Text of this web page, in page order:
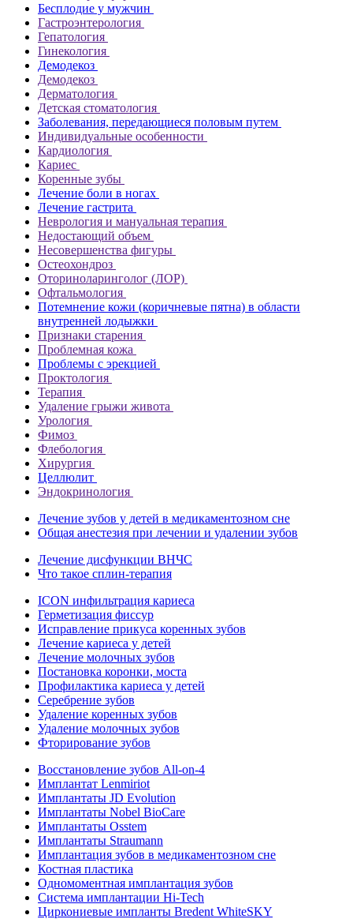
Бесплодие у мужчин
Гастроэнтерология
Гепатология
Гинекология
Демодекоз
Демодекоз
Дерматология
Детская стоматология
Заболевания, передающиеся половым путем
Индивидуальные особенности
Кардиология
Кариес
Коренные зубы
Лечение боли в ногах
Лечение гастрита
Неврология и мануальная терапия
Недостающий объем
Несовершенства фигуры
Остеохондроз
Оториноларинголог (ЛОР)
Офтальмология
Потемнение кожи (коричневые пятна) в области
внутренней лодыжки
Признаки старения
Проблемная кожа
Проблемы с эрекцией
Проктология
Терапия
Удаление грыжи живота
Урология
Фимоз
Флебология
Хирургия
Целлюлит
Эндокринология
Лечение зубов у детей в медикаментозном сне
Общая анестезия при лечении и удалении зубов
Лечение дисфункции ВНЧС
Что такое сплин-терапия
ICON инфильтрация кариеса
Герметизация фиссур
Исправление прикуса коренных зубов
Лечение кариеса у детей
Лечение молочных зубов
Постановка коронки, моста
Профилактика кариеса у детей
Серебрение зубов
Удаление коренных зубов
Удаление молочных зубов
Фторирование зубов
Восстановление зубов All‑on‑4
Имплантат Lenmiriot
Имплантаты JD Evolution
Имплантаты Nobel BioСare
Имплантаты Osstem
Имплантаты Straumann
Имплантация зубов в медикаментозном сне
Костная пластика
Одномоментная имплантация зубов
Система имплантации Hi-Tech
Циркониевые импланты Bredent WhiteSKY